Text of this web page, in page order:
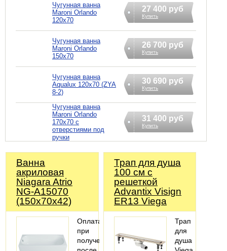
Чугунная ванна
Maroni Orlando
120x70
27 400 руб
Купить
Чугунная ванна
Maroni Orlando
150x70
26 700 руб
Купить
Чугунная ванна
Aqualux 120x70 (ZYA
8-2)
30 690 руб
Купить
Чугунная ванна
Maroni Orlando
170x70 с
отверстиями под
ручки
31 400 руб
Купить
Ванна
акриловая
Niagara Atrio
NG-A15070
(150х70х42)
Оплата
при
получении
Трап для душа
100 см с
решеткой
Advantix Visign
ER13 Viega
Трап
для
душа